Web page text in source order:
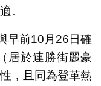
。
早前10月26日確
居於連勝街麗豪
，且同為登革熱